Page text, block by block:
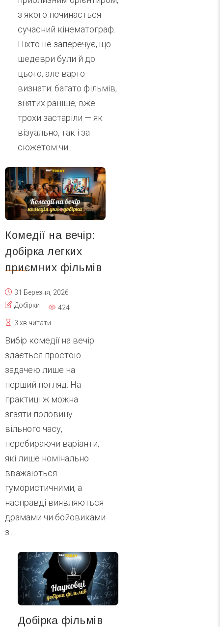
з якого починається
сучасний кінематограф.
Ніхто не заперечує, що
шедеври були й до
цього, але варто
визнати: багато фільмів,
знятих раніше, вже
трохи застаріли — як
візуально, так і за
сюжетом чи...
Комедії на вечір:
добірка легких
приємних фільмів
31 Березня, 2026
Добірки
424
3 хв читати
Вибір комедії на вечір
здається простою
задачею лише на
перший погляд. На
практиці ж можна
згаяти половину
вільного часу,
перебираючи варіанти,
які лише номінально
вважаються
гумористичними, а
насправді виявляються
драмами чи бойовиками
з...
Добірка фільмів